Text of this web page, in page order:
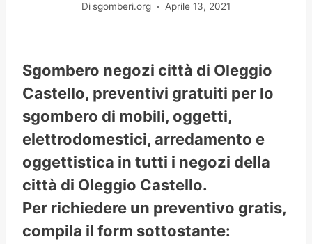
Di sgomberi.org Aprile 13, 2021
Sgombero negozi città di Oleggio
Castello, preventivi gratuiti per lo
sgombero di mobili, oggetti,
elettrodomestici, arredamento e
oggettistica in tutti i negozi della
città di Oleggio Castello.
Per richiedere un preventivo gratis,
compila il form sottostante: